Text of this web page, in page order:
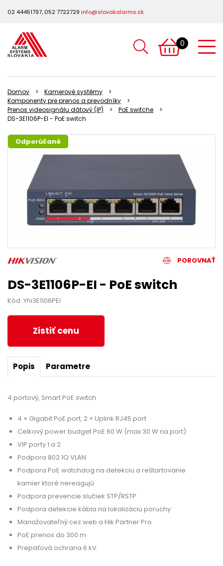
02 44451797, 052 7722729 info@slovakalarms.sk
0
Domov
Kamerové systémy
Komponenty pre prenos a prevodníky
Prenos videosignálu dátový (IP)
PoE switche
DS-3E1106P-EI - PoE switch
Odporúčané
POROVNAŤ
DS-3E1106P-EI - PoE switch
Kód: Yhi3E1106PEI
Zistiť cenu
Popis Parametre
4 portový, Smart PoE switch
4 × Gigabit PoE port, 2 × Uplink RJ45 port
Celkový power budget PoE 60 W (max 30 W na port)
VIP porty 1 a 2
Podpora 802.1Q VLAN
Podpora PoE watchdog na detekciu a reštartovanie
kamier ktoré nereagujú
Podpora prevencie slučiek STP/RSTP
Podpora detekcie kábla na lokalizáciu poruchy
Manažovateľný cez web a Hik Partner Pro
PoE prenos do 300 m
Prepäťová ochrana 6 kV